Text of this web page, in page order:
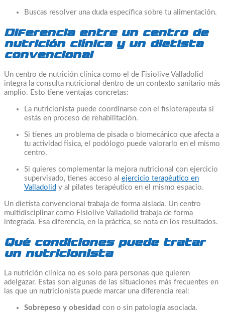
Buscas resolver una duda específica sobre tu alimentación.
Diferencia entre un centro de
nutrición clínica y un dietista
convencional
Un centro de nutrición clínica como el de Fisiolive Valladolid
integra la consulta nutricional dentro de un contexto sanitario más
amplio. Esto tiene ventajas concretas:
La nutricionista puede coordinarse con el fisioterapeuta si
estás en proceso de rehabilitación.
Si tienes un problema de pisada o biomecánico que afecta a
tu actividad física, el podólogo puede valorarlo en el mismo
centro.
Si quieres complementar la mejora nutricional con ejercicio
supervisado, tienes acceso al ejercicio terapéutico en
Valladolid y al pilates terapéutico en el mismo espacio.
Un dietista convencional trabaja de forma aislada. Un centro
multidisciplinar como Fisiolive Valladolid trabaja de forma
integrada. Esa diferencia, en la práctica, se nota en los resultados.
Qué condiciones puede tratar
un nutricionista
La nutrición clínica no es solo para personas que quieren
adelgazar. Estas son algunas de las situaciones más frecuentes en
las que un nutricionista puede marcar una diferencia real:
Sobrepeso y obesidad con o sin patología asociada.